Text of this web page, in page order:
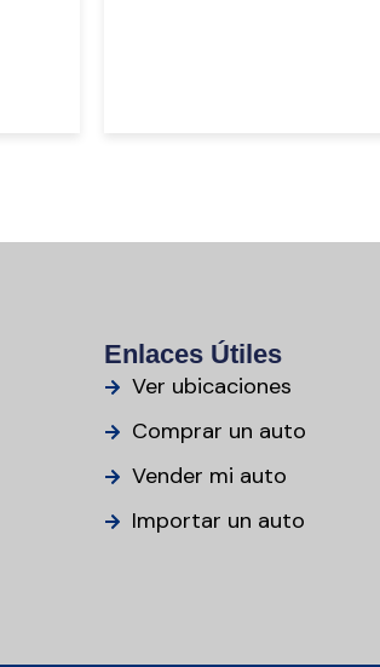
Enlaces Útiles
Ver ubicaciones
Comprar un auto
Vender mi auto
Importar un auto